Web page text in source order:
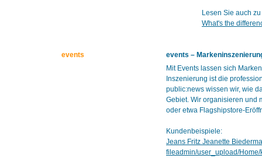
Lesen Sie auch
What's the
events
events –
Mit Events lassen sich
Inszenierung ist die
public:news wissen wir, wie
Gebiet. Wir organisieren und
oder etwa Flagshipstore-
Kundenbeispiele:
Jeans Fritz Jeanette
fileadmin/user_upload/